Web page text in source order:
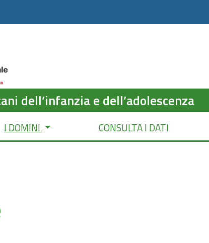
dell’infanzia e dell’adolescenza
I DOMINI CONSULTA I DATI